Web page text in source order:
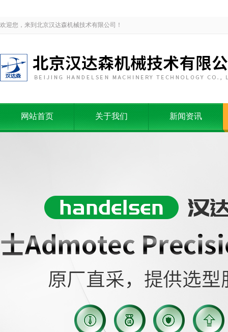
欢迎您，来到北京汉达森机械技术有限公司！
网站首页 关于我们 新闻资讯